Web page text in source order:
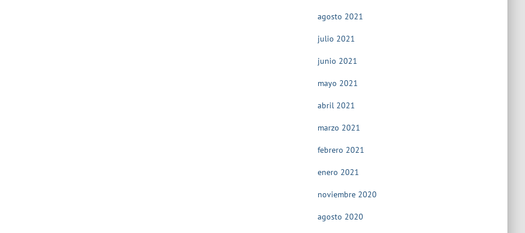
agosto 2021
julio 2021
junio 2021
mayo 2021
abril 2021
marzo 2021
febrero 2021
enero 2021
noviembre 2020
agosto 2020